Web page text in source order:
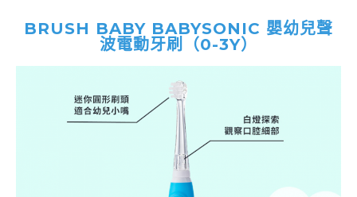
BRUSH BABY BABYSONIC 嬰幼兒聲
波電動牙刷（0-3Y）